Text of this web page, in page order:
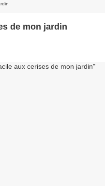
de mon jardin